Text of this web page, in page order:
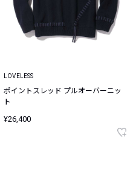
LOVELESS
ポイントスレッド プルオーバーニッ
ト
¥26,400